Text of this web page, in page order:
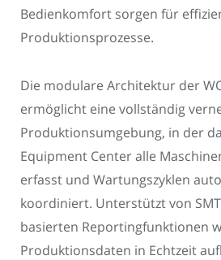
Bedienkomfort sorgen für
Produktionsprozesse.
Die modulare Architektur der
ermöglicht eine vollständig
Produktionsumgebung, in der
Equipment Center alle
erfasst und Wartungszyklen
koordiniert. Unterstützt von
basierten Reportingfunktionen
Produktionsdaten in Echtzeit